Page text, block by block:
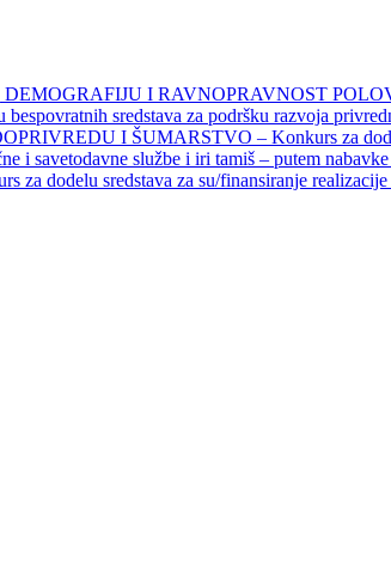
I RAVNOPRAVNOST
sredstava za podršku razvoja
I ŠUMARSTVO – Konkurs za
i savetodavne službe i iri tamiš ‒ putem
dodelu sredstava za su/finansiranje realizacije